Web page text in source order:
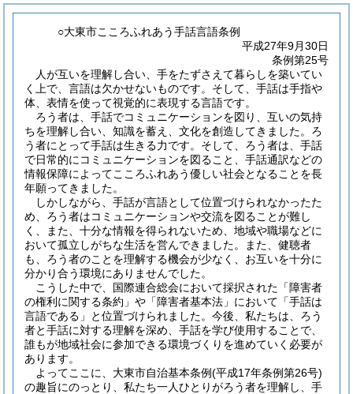
○大東市こころふれあう手話言語条例
平成27年9月30日
条例第25号
人が互いを理解し合い、手をたずさえて暮らしを築いてい
く上で、言語は欠かせないものです。そして、手話は手指や
体、表情を使って視覚的に表現する言語です。
ろう者は、手話でコミュニケーションを図り、互いの気持
ちを理解し合い、知識を蓄え、文化を創造してきました。ろ
う者にとって手話は生きる力です。そして、ろう者は、手話
で日常的にコミュニケーションを図ること、手話通訳などの
情報保障によってこころふれあう優しい社会となることを長
年願ってきました。
しかしながら、手話が言語として位置づけられなかったた
め、ろう者はコミュニケーションや交流を図ることが難し
く、また、十分な情報を得られないため、地域や職場などに
おいて孤立しがちな生活を営んできました。また、健聴者
も、ろう者のことを理解する機会が少なく、お互いを十分に
分かり合う環境にありませんでした。
こうした中で、国際連合総会において採択された「障害者
の権利に関する条約」や「障害者基本法」において「手話は
言語である」と位置づけられました。今後、私たちは、ろう
者と手話に対する理解を深め、手話を学び使用することで、
誰もが地域社会に参加できる環境づくりを進めていく必要が
あります。
よってここに、大東市自治基本条例(平成17年条例第26号)
の趣旨にのっとり、私たち一人ひとりがろう者を理解し、手